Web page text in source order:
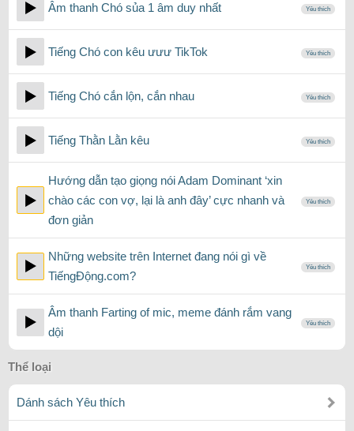
Âm thanh Chó sủa 1 âm duy nhất Yêu thích
Tiếng Chó con kêu ưưư TikTok Yêu thích
Tiếng Chó cắn lộn, cắn nhau Yêu thích
Tiếng Thằn Lằn kêu Yêu thích
Hướng dẫn tạo giọng nói Adam Dominant ‘xin
chào các con vợ, lại là anh đây’ cực nhanh và
đơn giản
Yêu thích
Những website trên Internet đang nói gì về
TiếngĐộng.com?
Yêu thích
Âm thanh Farting of mic, meme đánh rắm vang
dội
Yêu thích
Thể loại
Dánh sách Yêu thích